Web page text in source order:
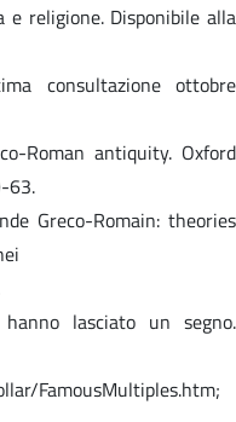
e religione. Disponibile alla
consultazione ottobre
Roman antiquity. Oxford
63.
Greco-Romain: theories
lasciato un segno.
FamousMultiples.htm;